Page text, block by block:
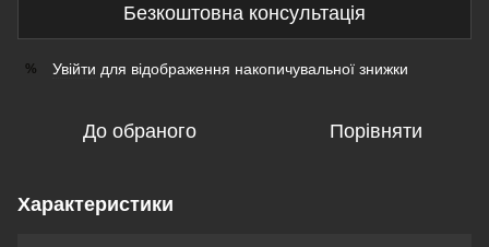
Безкоштовна консультація
% Увійти для відображення накопичувальної знижки
До обраного Порівняти
Характеристики